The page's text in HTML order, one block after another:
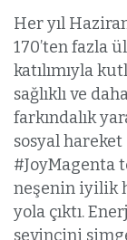
Her yıl
170’ten fazla
katılımıyla
sağlıklı ve
farkındalık
sosyal hareket
#JoyMagenta
neşenin iyilik
yola çıktı.
sevincini